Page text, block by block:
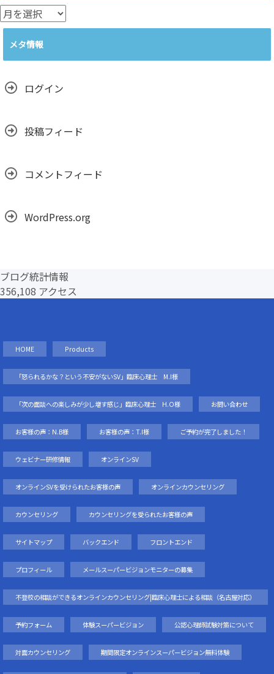
ー
ア
ー
メタ情報
ログイン
投稿フィード
コメントフィード
WordPress.org
ブログ統計情報
356,108 アクセス
HOME Products
「怒られるかな？という不安がないSV」臨床心理士 M.I様
「次の面談への楽しみが少し増す感じ」臨床心理士 H.O様 お問い合わせ
お客様の声：N.B様 お客様の声：T.I様 ご予約が完了しました！
ウェビナー研修情報 オンラインSV
オンラインSVを受けられたお客様の声 オンラインカウンセリング
カウンセリング カウンセリングを受られたお客様の声
サイトマップ バックエンド フロントエンド
プロフィール メールスーパービジョンモニターの募集
不登校の相談ができるオンラインカウンセリング|臨床心理士による相談（名古屋対応）
予約フォーム 体験スーパービジョン 公認心理師試験対策について
対面カウンセリング 期間限定オンラインスーパービジョン無料体験